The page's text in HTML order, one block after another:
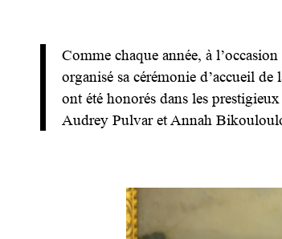
Comme chaque année, à
organisé sa cérémonie d’accueil
ont été honorés dans les
Audrey Pulvar et Annah